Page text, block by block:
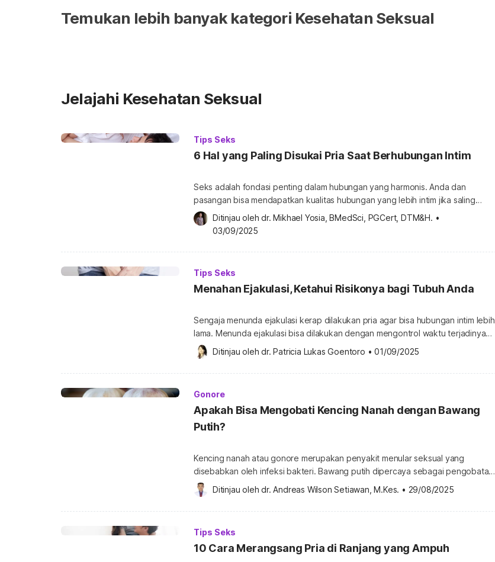
Temukan lebih banyak kategori Kesehatan Seksual
Jelajahi Kesehatan Seksual
Tips Seks
6 Hal yang Paling Disukai Pria Saat Berhubungan Intim
Seks adalah fondasi penting dalam hubungan yang harmonis. Anda dan
pasangan bisa mendapatkan kualitas hubungan yang lebih intim jika saling
mengerti apa keinginan masing-masing di tempat tidur. Nah, mari intip berbagai
hal yang paling disukai pria saat berhubungan intim. Hal yang disukai pria saat
mengedepankan aspek visual dalam […]
Ditinjau oleh dr. Mikhael Yosia, BMedSci, PGCert, DTM&H. •
03/09/2025
Tips Seks
Menahan Ejakulasi, Ketahui Risikonya bagi Tubuh Anda
Sengaja menunda ejakulasi kerap dilakukan pria agar bisa hubungan intim lebih
lama. Menunda ejakulasi bisa dilakukan dengan mengontrol waktu terjadinya
orgasme saat berhubungan. Namun, adakah risiko menahan ejakulasi? Apa
yang terjadi pada tubuh saat menahan ejakulasi? Ejakulasi umumnya terjadi bila
pria sudah mengalami orgasme. Saat ini terjadi, otak akan terstimulasi untuk
Ditinjau oleh dr. Patricia Lukas Goentoro • 01/09/2025
Gonore
Apakah Bisa Mengobati Kencing Nanah dengan Bawang
Putih?
Kencing nanah atau gonore merupakan penyakit menular seksual yang
disebabkan oleh infeksi bakteri. Bawang putih dipercaya sebagai pengobatan
alami untuk penyakit ini. Lantas, apakah cara mengobati kencing nanah dengan
bawang putih benar-benar manjur? Benarkah bawang putih bisa mengobati
kencing nanah? Infeksi bakteri Neisseria gonorrhoeae adalah penyebab
ke […]
Ditinjau oleh dr. Andreas Wilson Setiawan, M.Kes. • 29/08/2025
Tips Seks
10 Cara Merangsang Pria di Ranjang yang Ampuh